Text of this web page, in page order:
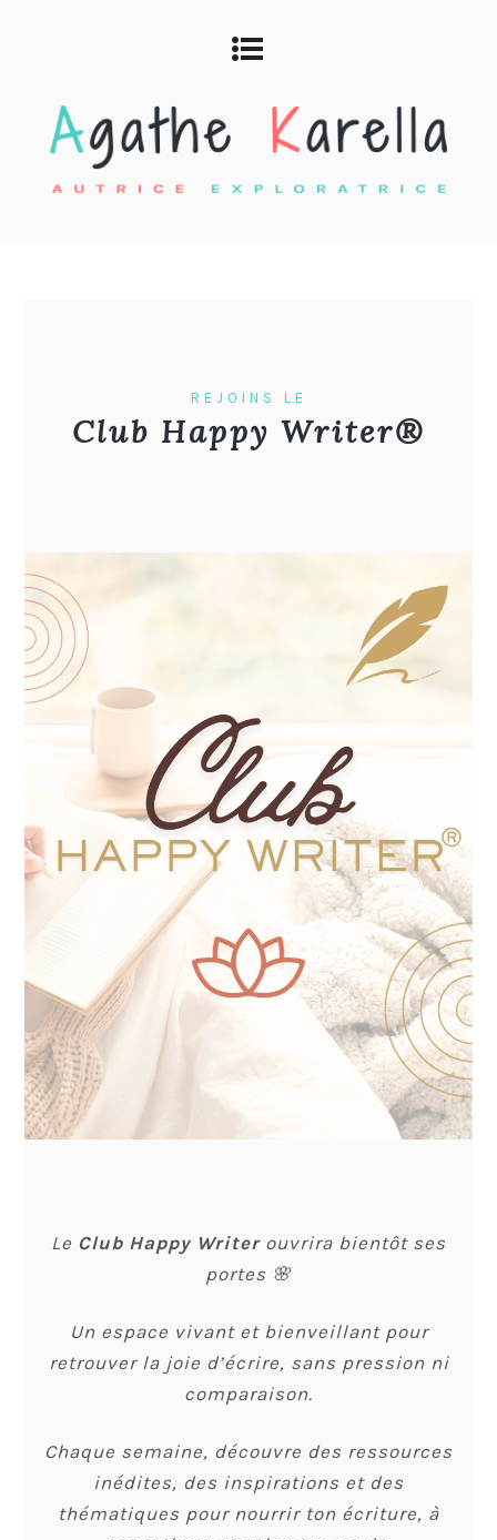
REJOINS LE
Club Happy Writer®
Le Club Happy Writerouvrira bientôt ses
portes 🌸
Un espace vivant et bienveillant pour
retrouver la joie d’écrire, sans pression ni
comparaison.
Chaque semaine, découvre des ressources
inédites, des inspirations et des
thématiques pour nourrir ton écriture, à